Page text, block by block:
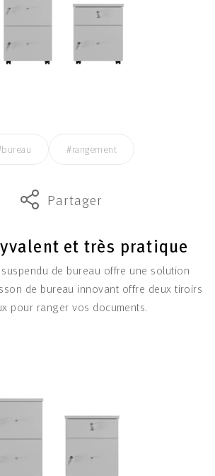
#rangement
Partager
et très pratique
de bureau offre une solution
de bureau innovant offre deux tiroirs
pour ranger vos documents.